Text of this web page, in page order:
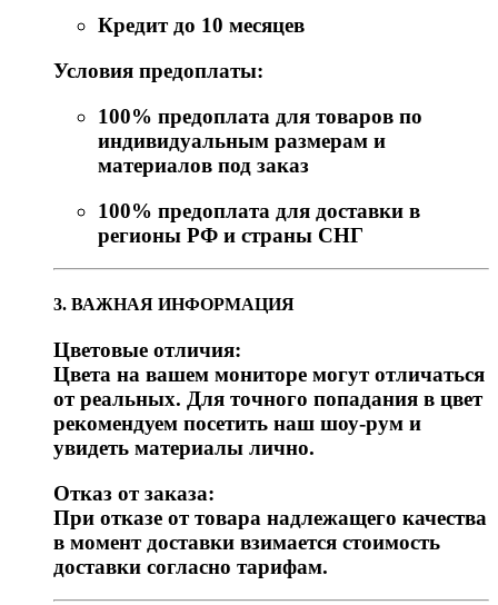
Кредит до 10 месяцев
Условия предоплаты:
100% предоплата для товаров по
индивидуальным размерам и
материалов под заказ
100% предоплата для доставки в
регионы РФ и страны СНГ
3. ВАЖНАЯ ИНФОРМАЦИЯ
Цветовые отличия:
Цвета на вашем мониторе могут отличаться
от реальных. Для точного попадания в цвет
рекомендуем посетить наш шоу-рум и
увидеть материалы лично.
Отказ от заказа:
При отказе от товара надлежащего качества
в момент доставки взимается стоимость
доставки согласно тарифам.